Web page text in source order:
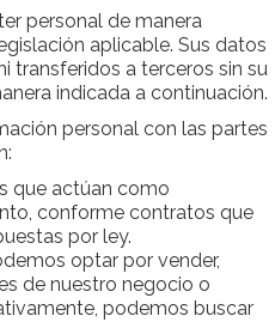
personal de manera
aplicable. Sus datos
transferidos a terceros sin su
indicada a continuación.
personal con las partes
que actúan como
conforme contratos que
por ley.
optar por vender,
de nuestro negocio o
podemos buscar